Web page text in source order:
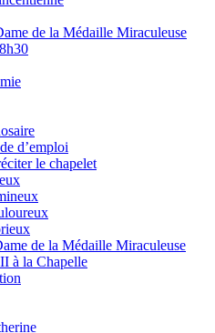
de la Médaille Miraculeuse
d’emploi
le chapelet
de la Médaille Miraculeuse
à la Chapelle